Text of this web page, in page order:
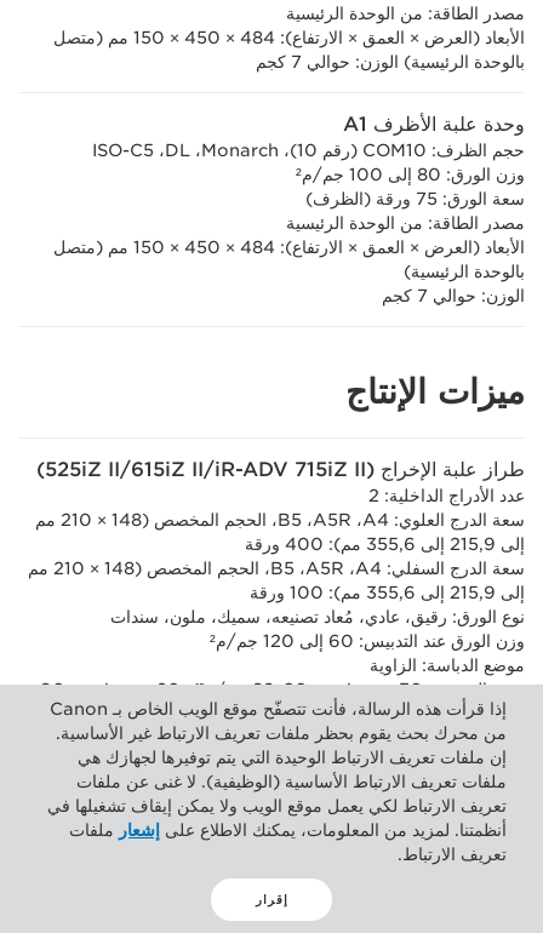
مصدر الطاقة: من الوحدة الرئيسية
الأبعاد (العرض × العمق × الارتفاع): 484 × 450 × 150 مم (متصل
بالوحدة الرئيسية) الوزن: حوالي 7 كجم
وحدة علبة الأظرف A1
حجم الظرف: COM10‏ (رقم 10)، Monarch‏، DL، ‏ISO-C5
وزن الورق: 80 إلى 100 جم/م²
سعة الورق: 75 ورقة (الظرف)
مصدر الطاقة: من الوحدة الرئيسية
الأبعاد (العرض × العمق × الارتفاع): 484 × 450 × 150 مم (متصل
بالوحدة الرئيسية)
الوزن: حوالي 7 كجم
ميزات الإنتاج
طراز علبة الإخراج (‏iR-ADV 715iZ II/‏615iZ II/‏525iZ II)
عدد الأدراج الداخلية: 2
سعة الدرج العلوي: ‏A4، ‏A5R، ‏B5، الحجم المخصص (148 × ‏210 مم
إلى ‏215,9 إلى ‏355,6 مم): 400 ورقة
سعة الدرج السفلي: ‏A4، ‏A5R، ‏B5، الحجم المخصص (148 × ‏210 مم
إلى ‏215,9 إلى ‏355,6 مم): 100 ورقة
نوع الورق: رقيق، عادي، مُعاد تصنيعه، سميك، ملون، سندات
وزن الورق عند التدبيس: 60 إلى 120 جم/م²
موضع الدباسة‏: الزاوية
سعة التدبيس: 30 ورقة (بوزن 60-89 جم/م²)، 20 ورقة (بوزن 90-
120 جم/م²)
ملحقات الأجهزة
إذا قرأت هذه الرسالة، فأنت تتصفّح موقع الويب الخاص بـ Canon
من محرك بحث يقوم بحظر ملفات تعريف الارتباط غير الأساسية.
إن ملفات تعريف الارتباط الوحيدة التي يتم توفيرها لجهازك هي
ملفات تعريف الارتباط الأساسية (الوظيفية). لا غنى عن ملفات
تعريف الارتباط لكي يعمل موقع الويب ولا يمكن إيقاف تشغيلها في
أنظمتنا. لمزيد من المعلومات، يمكنك الاطلاع على إشعار ملفات
تعريف الارتباط.
إقرار